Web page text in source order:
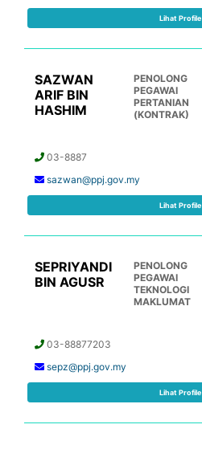
Lihat Profile
SAZWAN
ARIF BIN
HASHIM
PENOLONG
PEGAWAI
PERTANIAN
(KONTRAK)
03-8887
sazwan@ppj.gov.my
Lihat Profile
SEPRIYANDI
BIN AGUSR
PENOLONG
PEGAWAI
TEKNOLOGI
MAKLUMAT
03-88877203
sepz@ppj.gov.my
Lihat Profile